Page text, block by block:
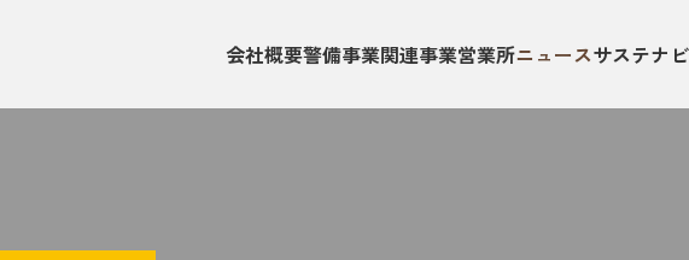
会社概要警備事業関連事業営業所ニュースサステナ